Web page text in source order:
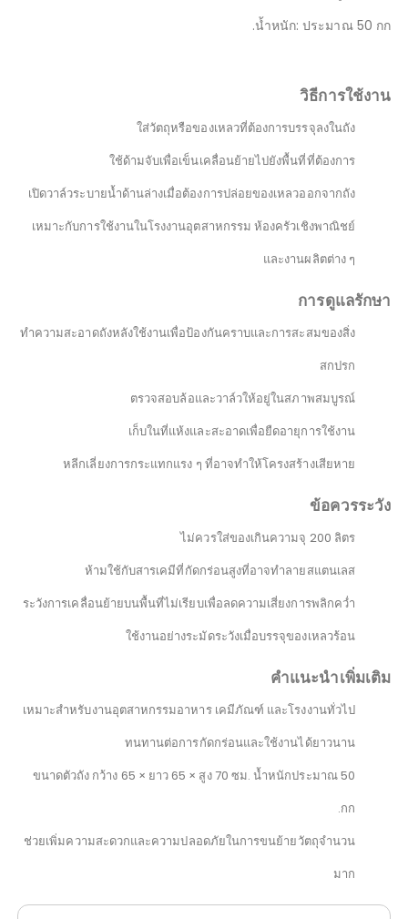
น้ำหนัก: ประมาณ 50 กก.
วิธีการใช้งาน
ใส่วัตถุหรือของเหลวที่ต้องการบรรจุลงในถัง
ใช้ด้ามจับเพื่อเข็นเคลื่อนย้ายไปยังพื้นที่ที่ต้องการ
เปิดวาล์วระบายน้ำด้านล่างเมื่อต้องการปล่อยของเหลวออกจากถัง
เหมาะกับการใช้งานในโรงงานอุตสาหกรรม ห้องครัวเชิงพาณิชย์
และงานผลิตต่าง ๆ
การดูแลรักษา
ทำความสะอาดถังหลังใช้งานเพื่อป้องกันคราบและการสะสมของสิ่ง
สกปรก
ตรวจสอบล้อและวาล์วให้อยู่ในสภาพสมบูรณ์
เก็บในที่แห้งและสะอาดเพื่อยืดอายุการใช้งาน
หลีกเลี่ยงการกระแทกแรง ๆ ที่อาจทำให้โครงสร้างเสียหาย
ข้อควรระวัง
ไม่ควรใส่ของเกินความจุ 200 ลิตร
ห้ามใช้กับสารเคมีที่กัดกร่อนสูงที่อาจทำลายสแตนเลส
ระวังการเคลื่อนย้ายบนพื้นที่ไม่เรียบเพื่อลดความเสี่ยงการพลิกคว่ำ
ใช้งานอย่างระมัดระวังเมื่อบรรจุของเหลวร้อน
คำแนะนำเพิ่มเติม
เหมาะสำหรับงานอุตสาหกรรมอาหาร เคมีภัณฑ์ และโรงงานทั่วไป
ทนทานต่อการกัดกร่อนและใช้งานได้ยาวนาน
ขนาดตัวถัง กว้าง 65 × ยาว 65 × สูง 70 ซม. น้ำหนักประมาณ 50
กก.
ช่วยเพิ่มความสะดวกและความปลอดภัยในการขนย้ายวัตถุจำนวน
มาก